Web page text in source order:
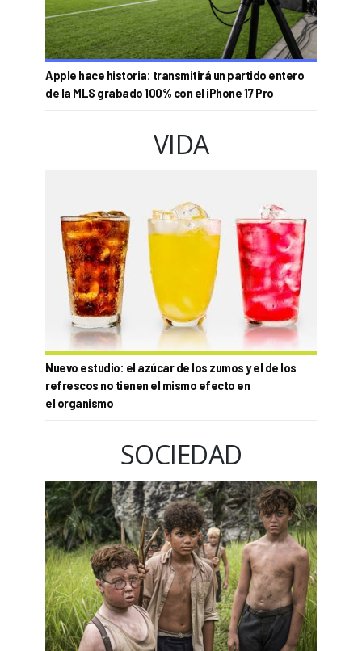
Apple hace historia: transmitirá un partido entero
de la MLS grabado 100% con el iPhone 17 Pro
VIDA
Nuevo estudio: el azúcar de los zumos y el de los
refrescos no tienen el mismo efecto en
el organismo
SOCIEDAD